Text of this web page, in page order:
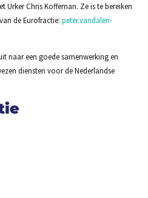
Urker Chris Koffeman. Ze is te bereiken
de Eurofractie: peter.vandalen-
naar een goede samenwerking en
diensten voor de Nederlandse